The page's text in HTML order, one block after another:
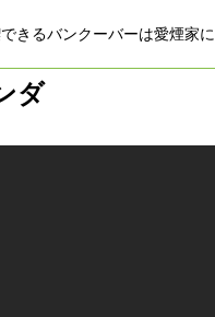
きるバンクーバーは愛煙家
ダ